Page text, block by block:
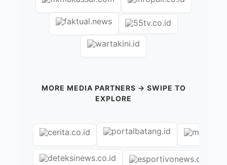
MORE MEDIA PARTNERS → SWIPE TO
EXPLORE